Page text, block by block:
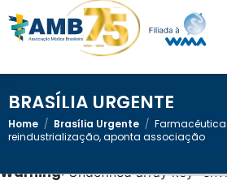
BRASÍLIA URGENTE
Home / Brasília Urgente /
reindustrialização, aponta associação
Warning: Undefined array key